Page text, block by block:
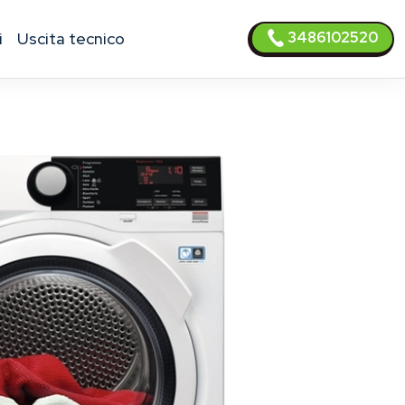
uscita tecnico 3486102520